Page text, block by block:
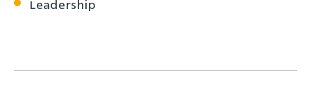
Leadership